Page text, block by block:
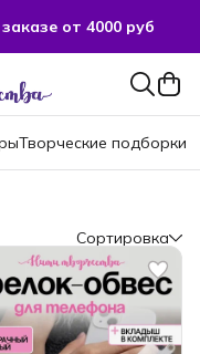
от 4000 руб
от 4000 руб
Творческие подборки
Сортировка